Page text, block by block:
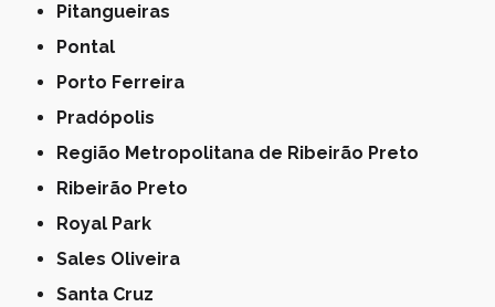
Pitangueiras
Pontal
Porto Ferreira
Pradópolis
Região Metropolitana de Ribeirão Preto
Ribeirão Preto
Royal Park
Sales Oliveira
Santa Cruz